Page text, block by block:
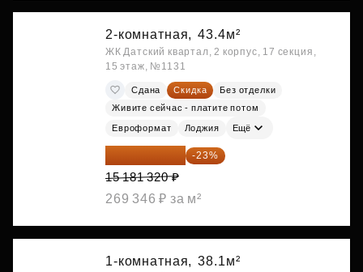
2-комнатная, 43.4м²
ЖК Датский квартал, 2 корпус, 17 секция,
15 этаж, №1131
Сдана Скидка
Без отделки
Живите сейчас - платите потом
Евроформат Лоджия Ещё
11 689 616 ₽ -23%
15 181 320 ₽
269 346 ₽ за м²
1-комнатная, 38.1м²